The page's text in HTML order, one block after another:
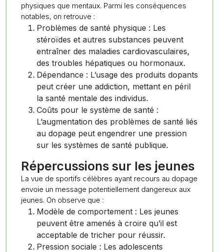
physiques que mentaux. Parmi les conséquences
notables, on retrouve :
Problèmes de santé physique : Les
stéroïdes et autres substances peuvent
entraîner des maladies cardiovasculaires,
des troubles hépatiques ou hormonaux.
Dépendance : L’usage des produits dopants
peut créer une addiction, mettant en péril
la santé mentale des individus.
Coûts pour le système de santé :
L’augmentation des problèmes de santé liés
au dopage peut engendrer une pression
sur les systèmes de santé publique.
Répercussions sur les jeunes
La vue de sportifs célèbres ayant recours au dopage
envoie un message potentiellement dangereux aux
jeunes. On observe que :
Modèle de comportement : Les jeunes
peuvent être amenés à croire qu’il est
acceptable de tricher pour réussir.
Pression sociale : Les adolescents